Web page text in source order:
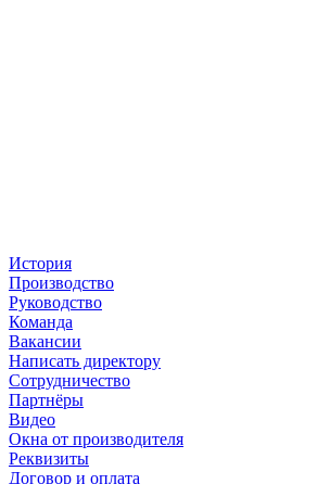
История
Производство
Руководство
Команда
Вакансии
Написать директору
Сотрудничество
Партнёры
Видео
Окна от производителя
Реквизиты
Договор и оплата